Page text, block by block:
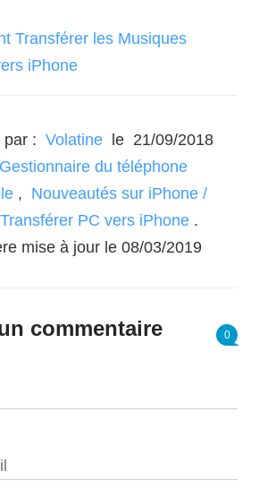
Transférer les Musiques
iPhone
par : Volatine le 21/09/2018
Gestionnaire du téléphone
, Nouveautés sur iPhone /
Transférer PC vers iPhone .
mise à jour le 08/03/2019
commentaire 0